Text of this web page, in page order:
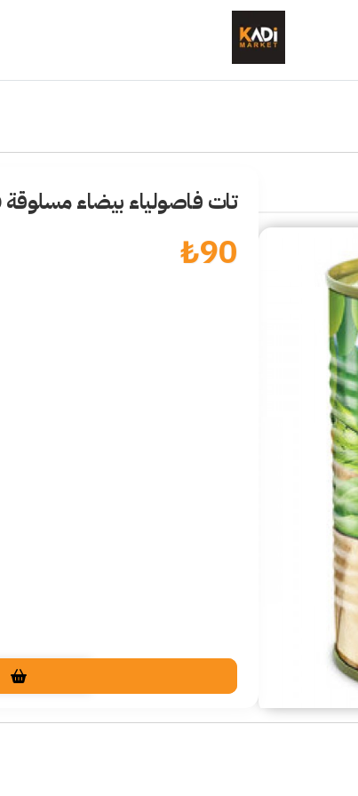
تات فاصولياء بيضاء مسلوقة 800 غرام
90
₺